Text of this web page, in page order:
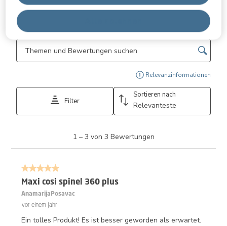
Suchthemen und Bewertungen Suchregion
Relevanzinformationen
Filter
Sortieren nach
Relevanteste
3
Bewertungen.
1 – 3 von 3 Bewertungen
5 von 5 Sternen.
Maxi cosi spinel 360 plus
AnamarijaPosavac
vor einem Jahr
Ein tolles Produkt! Es ist besser geworden als erwartet.